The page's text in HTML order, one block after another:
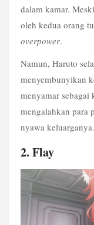
dalam kamar.
overpower.
Namun, Haruto
menyembunyikan
menyamar sebagai
mengalahkan para
nyawa keluarganya.
2. Flay